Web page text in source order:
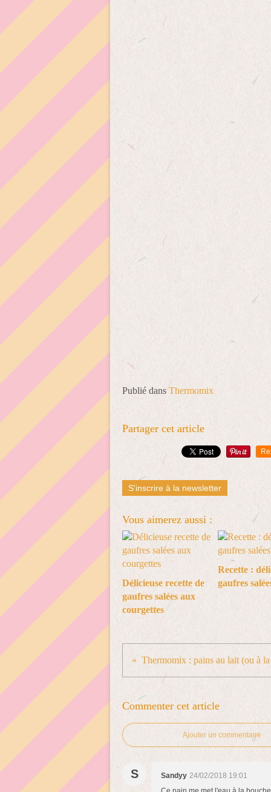
Publié dans Thermomix
Partager cet article
S'inscrire à la newsletter
Vous aimerez aussi :
Délicieuse recette de
gaufres salées aux
courgettes
Recette :
gaufres
Thermomix : pains au lait (ou à
Commenter cet article
Ajouter un commentaire
S Sandyy 24/02/2018 19:01